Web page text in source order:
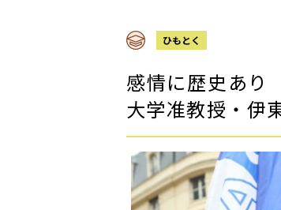
ひもとく
感情に歴史あ
大学准教授・伊